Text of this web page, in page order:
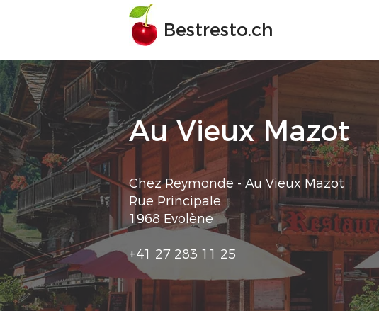
Bestresto.ch
Au Vieux Mazot
Chez Reymonde - Au Vieux Mazot
Rue Principale
1968 Evolène
+41 27 283 11 25